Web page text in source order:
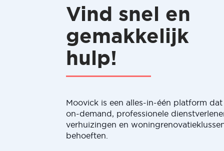
Vind snel en
gemakkelijk
hulp!
Moovick is een alles-in-één platform
on-demand, professionele
verhuizingen en
behoeften.